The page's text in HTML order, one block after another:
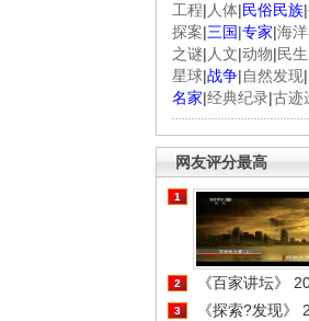
工程| 人体|民俗民族|
探案|三国|专家|海洋
之谜| 人文|动物|民生
星球|战争|自然发现|
名家|经典纪录|古迹
网友评分最高
1
2 《百家讲坛》
3 《探索?发现》